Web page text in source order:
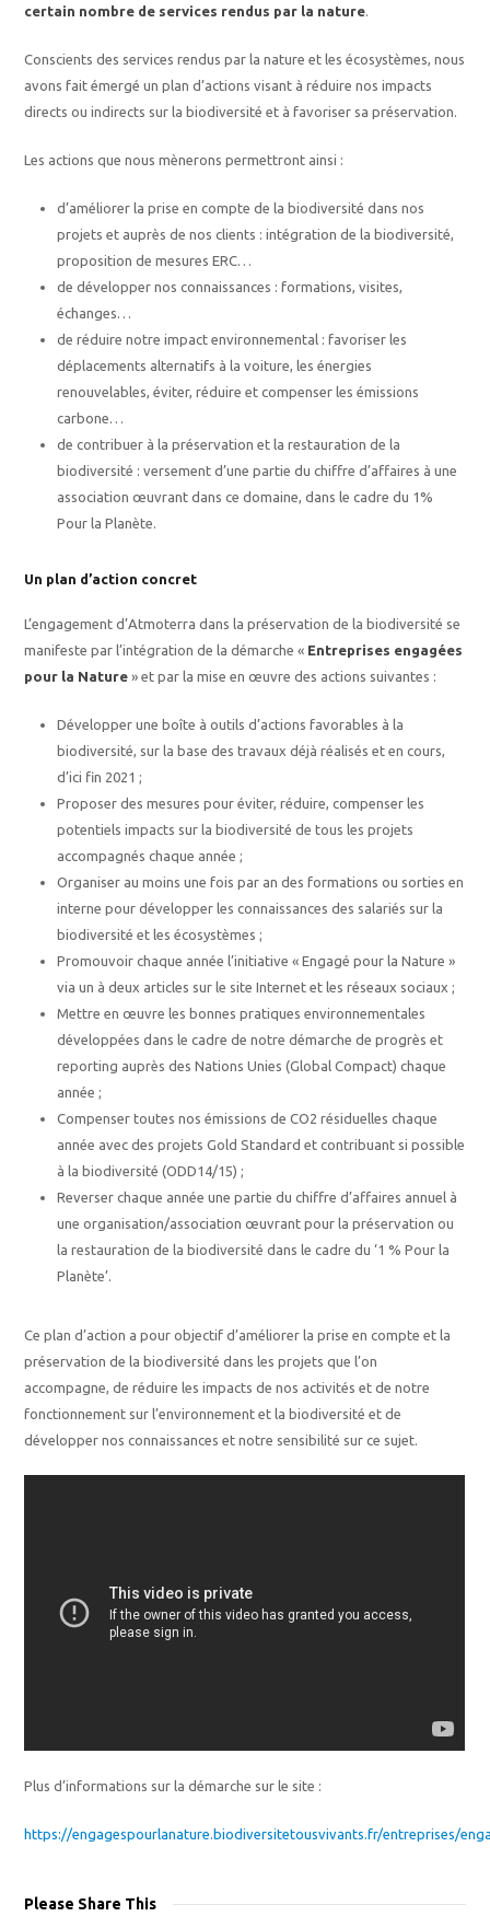
certain nombre de services rendus par la nature.
Conscients des services rendus par la nature et les écosystèmes, nous
avons fait émergé un plan d’actions visant à réduire nos impacts
directs ou indirects sur la biodiversité et à favoriser sa préservation.
Les actions que nous mènerons permettront ainsi :
d’améliorer la prise en compte de la biodiversité dans nos
projets et auprès de nos clients : intégration de la biodiversité,
proposition de mesures ERC…
de développer nos connaissances : formations, visites,
échanges…
de réduire notre impact environnemental : favoriser les
déplacements alternatifs à la voiture, les énergies
renouvelables, éviter, réduire et compenser les émissions
carbone…
de contribuer à la préservation et la restauration de la
biodiversité : versement d’une partie du chiffre d’affaires à une
association œuvrant dans ce domaine, dans le cadre du 1%
Pour la Planète.
Un plan d’action concret
L’engagement d’Atmoterra dans la préservation de la biodiversité se
manifeste par l’intégration de la démarche « Entreprises engagées
pour la Nature » et par la mise en œuvre des actions suivantes :
Développer une boîte à outils d’actions favorables à la
biodiversité, sur la base des travaux déjà réalisés et en cours,
d’ici fin 2021 ;
Proposer des mesures pour éviter, réduire, compenser les
potentiels impacts sur la biodiversité de tous les projets
accompagnés chaque année ;
Organiser au moins une fois par an des formations ou sorties en
interne pour développer les connaissances des salariés sur la
biodiversité et les écosystèmes ;
Promouvoir chaque année l’initiative « Engagé pour la Nature »
via un à deux articles sur le site Internet et les réseaux sociaux ;
Mettre en œuvre les bonnes pratiques environnementales
développées dans le cadre de notre démarche de progrès et
reporting auprès des Nations Unies (Global Compact) chaque
année ;
Compenser toutes nos émissions de CO2 résiduelles chaque
année avec des projets Gold Standard et contribuant si possible
à la biodiversité (ODD14/15) ;
Reverser chaque année une partie du chiffre d’affaires annuel à
une organisation/association œuvrant pour la préservation ou
la restauration de la biodiversité dans le cadre du ‘1 % Pour la
Planète’.
Ce plan d’action a pour objectif d’améliorer la prise en compte et la
préservation de la biodiversité dans les projets que l’on
accompagne, de réduire les impacts de nos activités et de notre
fonctionnement sur l’environnement et la biodiversité et de
développer nos connaissances et notre sensibilité sur ce sujet.
Plus d’informations sur la démarche sur le site :
https://engagespourlanature.biodiversitetousvivants.fr/entreprises/
Please Share This